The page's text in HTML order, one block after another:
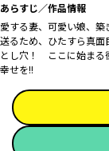
あらすじ／作品情報
愛する妻、可愛い娘、
送るため、ひたすら真面
とし穴！ ここに始まる
幸せを!!